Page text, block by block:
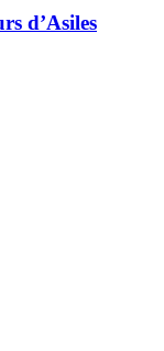
d’Asiles